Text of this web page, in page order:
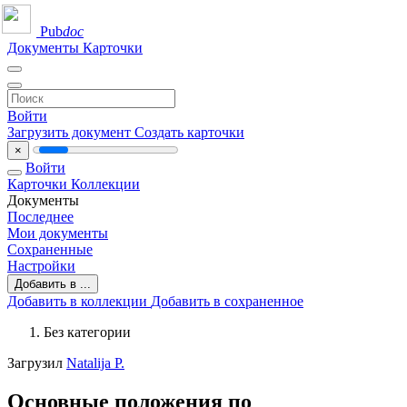
Pubdoc
Документы Карточки
Войти
Загрузить документ Создать карточки
×
Войти
Карточки Коллекции
Документы
Последнее
Мои документы
Сохраненные
Настройки
Добавить в ...
Добавить в коллекции Добавить в сохраненное
Без категории
Загрузил Natalija P.
Основные положения по